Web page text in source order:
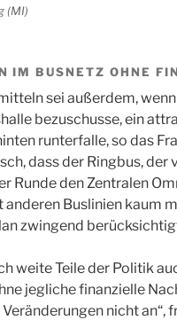
(MI)
IM BUSNETZ OHNE
sei außerdem,
bezuschusse, ein
runterfalle, so das
dass der Ringbus,
Runde den Zentralen
Buslinien kaum
zwingend
weite Teile der Politik
jegliche finanzielle
nicht an“,